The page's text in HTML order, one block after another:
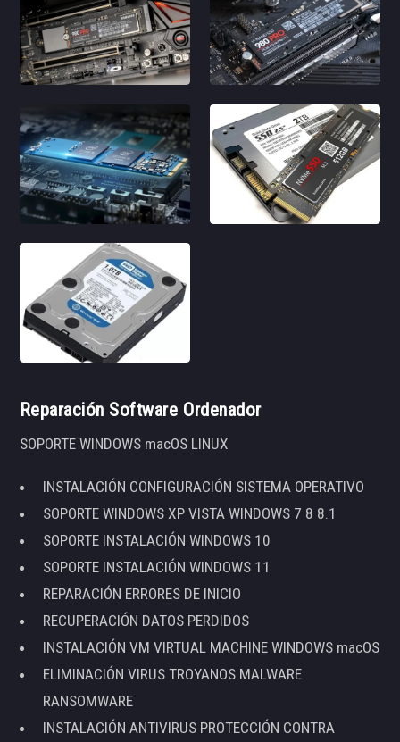
Reparación Software Ordenador
SOPORTE WINDOWS macOS LINUX
INSTALACIÓN CONFIGURACIÓN SISTEMA OPERATIVO
SOPORTE WINDOWS XP VISTA WINDOWS 7 8 8.1
SOPORTE INSTALACIÓN WINDOWS 10
SOPORTE INSTALACIÓN WINDOWS 11
REPARACIÓN ERRORES DE INICIO
RECUPERACIÓN DATOS PERDIDOS
INSTALACIÓN VM VIRTUAL MACHINE WINDOWS macOS
ELIMINACIÓN VIRUS TROYANOS MALWARE
RANSOMWARE
INSTALACIÓN ANTIVIRUS PROTECCIÓN CONTRA